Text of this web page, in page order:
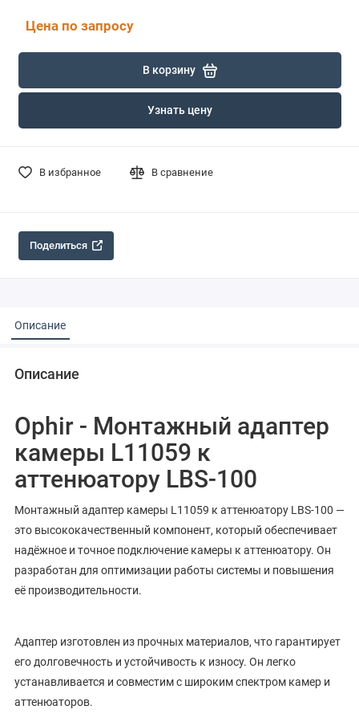
Цена по запросу
В корзину
Узнать цену
В избранное В сравнение
Поделиться
Описание
Описание
Ophir - Монтажный адаптер
камеры L11059 к
аттенюатору LBS-100
Монтажный адаптер камеры L11059 к аттенюатору LBS-100 —
это высококачественный компонент, который обеспечивает
надёжное и точное подключение камеры к аттенюатору. Он
разработан для оптимизации работы системы и повышения
её производительности.
Адаптер изготовлен из прочных материалов, что гарантирует
его долговечность и устойчивость к износу. Он легко
устанавливается и совместим с широким спектром камер и
аттенюаторов.